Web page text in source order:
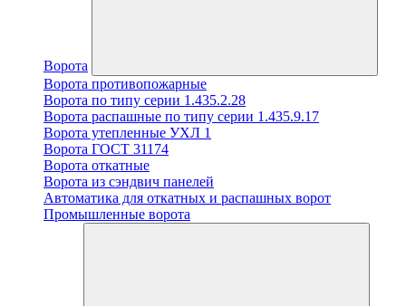
Ворота
Ворота противопожарные
Ворота по типу серии 1.435.2.28
Ворота распашные по типу серии 1.435.9.17
Ворота утепленные УХЛ 1
Ворота ГОСТ 31174
Ворота откатные
Ворота из сэндвич панелей
Автоматика для откатных и распашных ворот
Промышленные ворота